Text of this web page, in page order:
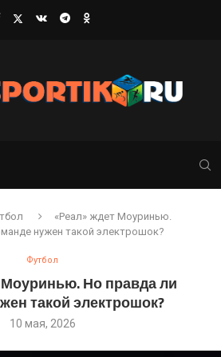
«Реал» ждет Моуринью.
нужен такой электрошок?
Футбол
Но правда ли
такой электрошок?
10 мая, 2026